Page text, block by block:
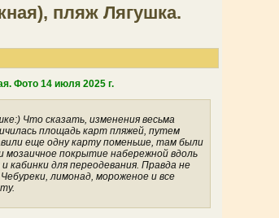
пляж Лягушка.
Фото 14 июля 2025 г.
Что сказать, изменения весьма
площадь карт пляжей, путем
еще одну карту поменьше, там были
мозаичное покрытие набережной вдоль
кабинки для переодевания. Правда не
лимонад, мороженое и все